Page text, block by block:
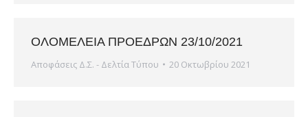
ΟΛΟΜΕΛΕΙΑ ΠΡΟΕΔΡΩΝ 23/10/2021
Αποφάσεις Δ.Σ. - Δελτία Τύπου 20 Οκτωβρίου 2021